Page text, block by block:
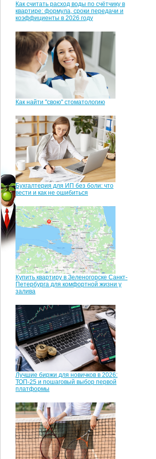
Как считать расход воды по счётчику в
квартире: формула, сроки передачи и
коэффициенты в 2026 году
Как найти "свою" стоматологию
Бухгалтерия для ИП без боли: что
вести и как не ошибиться
Купить квартиру в Зеленогорске Санкт-
Петербурга для комфортной жизни у
залива
Лучшие биржи для новичков в 2026:
ТОП-25 и пошаговый выбор первой
платформы